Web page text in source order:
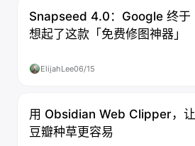
Snapseed 4.0：Google 终于
想起了这款「免费修图神器」
ElijahLee06/15
用 Obsidian Web Clipper，让
豆瓣种草更容易